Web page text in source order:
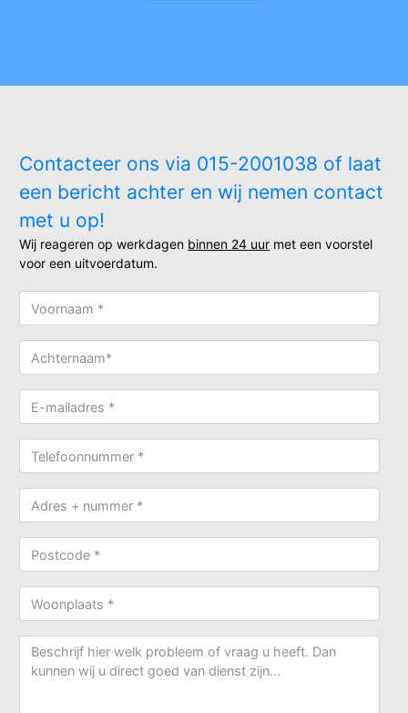
Contacteer ons via 015-2001038 of laat
een bericht achter en wij nemen contact
met u op!
Wij reageren op werkdagen binnen 24 uur met een voorstel
voor een uitvoerdatum.